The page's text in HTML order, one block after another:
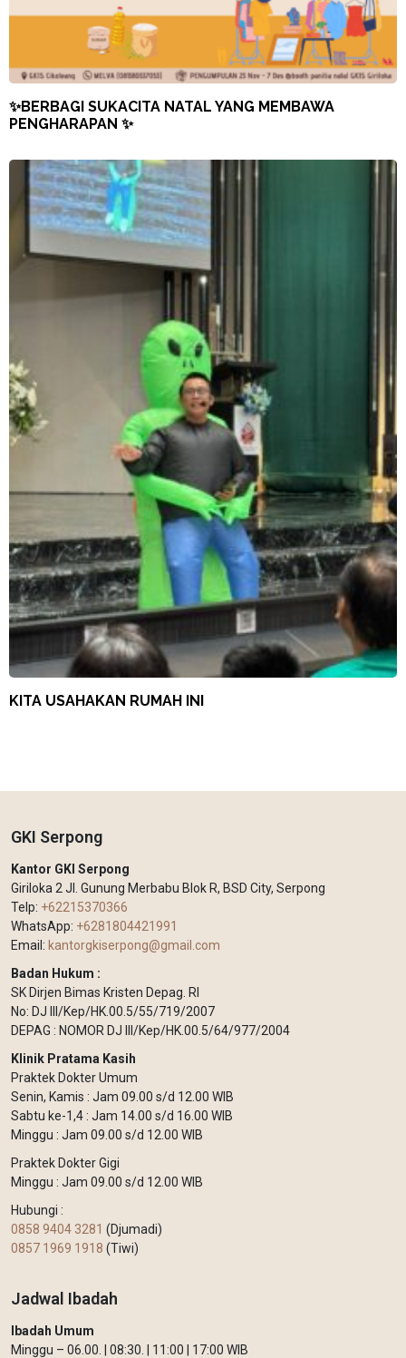
✨BERBAGI SUKACITA NATAL YANG MEMBAWA
PENGHARAPAN ✨
KITA USAHAKAN RUMAH INI
GKI Serpong
Kantor GKI Serpong
Giriloka 2 Jl. Gunung Merbabu Blok R, BSD City, Serpong
Telp: +62215370366
WhatsApp: +6281804421991
Email: kantorgkiserpong@gmail.com
Badan Hukum :
SK Dirjen Bimas Kristen Depag. RI
No: DJ III/Kep/HK.00.5/55/719/2007
DEPAG : NOMOR DJ III/Kep/HK.00.5/64/977/2004
Klinik Pratama Kasih
Praktek Dokter Umum
Senin, Kamis : Jam 09.00 s/d 12.00 WIB
Sabtu ke-1,4 : Jam 14.00 s/d 16.00 WIB
Minggu : Jam 09.00 s/d 12.00 WIB
Praktek Dokter Gigi
Minggu : Jam 09.00 s/d 12.00 WIB
Hubungi :
0858 9404 3281 (Djumadi)
0857 1969 1918 (Tiwi)
Jadwal Ibadah
Ibadah Umum
Minggu – 06.00. | 08:30. | 11:00 | 17:00 WIB